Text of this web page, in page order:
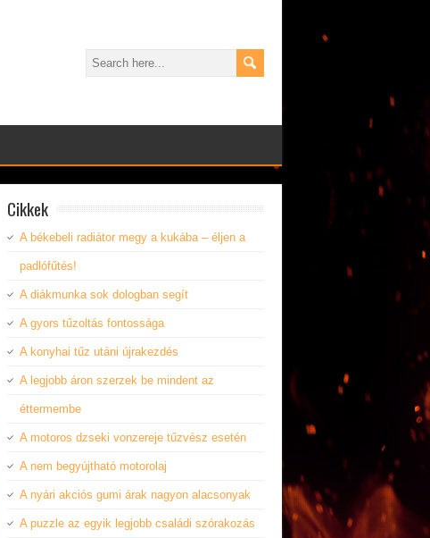
Cikkek
A békebeli radiátor megy a kukába – éljen a
padlófűtés!
A diákmunka sok dologban segít
A gyors tűzoltás fontossága
A konyhai tűz utáni újrakezdés
A legjobb áron szerzek be mindent az
éttermembe
A motoros dzseki vonzereje tűzvész esetén
A nem begyújtható motorolaj
A nyári akciós gumi árak nagyon alacsonyak
A puzzle az egyik legjobb családi szórakozás